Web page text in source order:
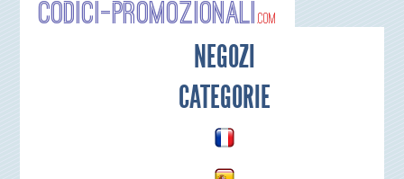
Codici-
NEGOZI
CATEGORIE